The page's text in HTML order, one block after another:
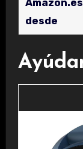
Amazon.es
desde